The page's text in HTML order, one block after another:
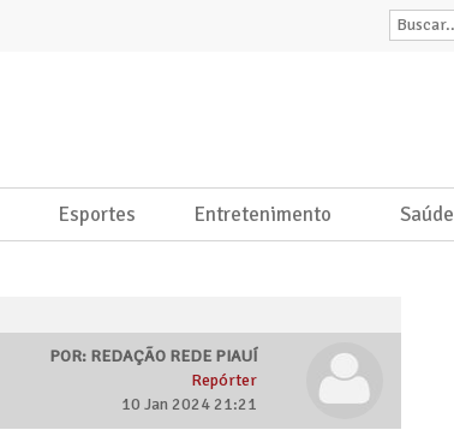
Esportes Entretenimento Saúde
POR: REDAÇÃO REDE PIAUÍ
Repórter
10 Jan 2024 21:21